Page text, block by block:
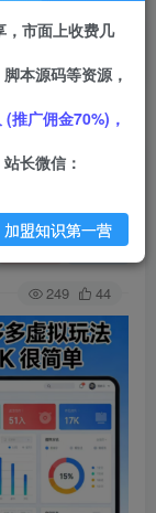
玩法，矩阵
关注 私信
249 44
，市面上收费几
本源码等资源，
推广佣金70%)，
站长微信：
加盟知识第一营